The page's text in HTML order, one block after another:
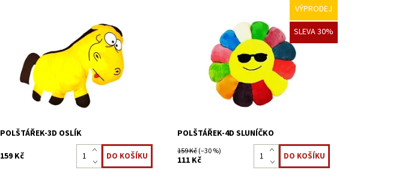
Každý z nás ví, že děti milují měkké a
plyšové materiály. Plyšové polštáře jsou
věci, které pomáhají našim dětem usnout,
uklidnit je a dát pocit bezpečí. Měkký
tvarovaný 3D...
Dostupnost:
Skladem 5 ks
22323866
POLŠTÁŘEK-3D OSLÍK
159 Kč
VÝPRODEJ
SLEVA 30%
Měkoučký polštářek Sluníčko je jako
stvořený do dětského pokoje nebo do
postýlky. Vytvoří krásnou jarní a veselou
atmosféru a pohodu pro každé dítě. Děti
Dostupnost:
Skladem >5 ks
22323857
POLŠTÁŘEK-4D SLUNÍČKO
159 Kč(–30 %)
111 Kč